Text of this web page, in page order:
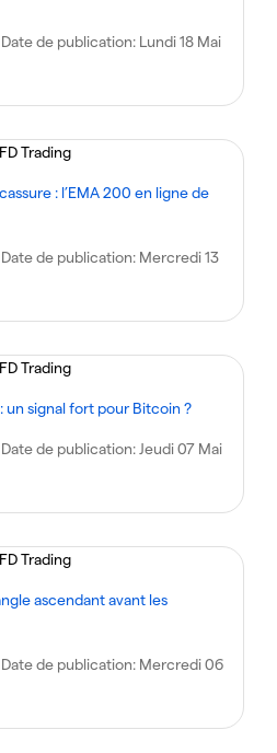
, Date de publication: Lundi 18 Mai
: l’EMA 200 en ligne de
, Date de publication: Mercredi 13
un signal fort pour Bitcoin ?
, Date de publication: Jeudi 07 Mai
ascendant avant les
, Date de publication: Mercredi 06